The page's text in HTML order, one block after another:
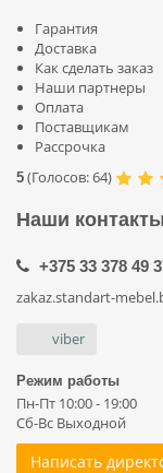
Гарантия
Доставка
Как сделать заказ
Наши партнеры
Оплата
Поставщикам
Рассрочка
5 (Голосов:64)
Наши контакты
+375 33 378 49
zakaz.standart-
viber
Режим работы
Пн-Пт 10:00 - 19:00
Сб-Вс Выходной
Написать